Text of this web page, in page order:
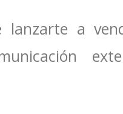
lanzarte a